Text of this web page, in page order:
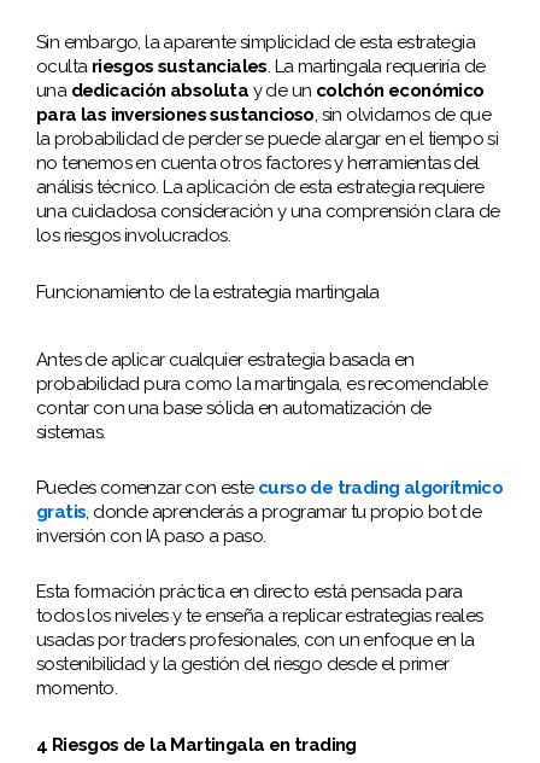
Sin embargo, la aparente simplicidad de esta estrategia
oculta riesgos sustanciales. La martingala requeriría de
una dedicación absoluta y de un colchón económico
para las inversiones sustancioso, sin olvidarnos de que
la probabilidad de perder se puede alargar en el tiempo si
no tenemos en cuenta otros factores y herramientas del
análisis técnico. La aplicación de esta estrategia requiere
una cuidadosa consideración y una comprensión clara de
los riesgos involucrados.
Funcionamiento de la estrategia martingala
Antes de aplicar cualquier estrategia basada en
probabilidad pura como la martingala, es recomendable
contar con una base sólida en automatización de
sistemas.
Puedes comenzar con este curso de trading algorítmico
gratis, donde aprenderás a programar tu propio bot de
inversión con IA paso a paso.
Esta formación práctica en directo está pensada para
todos los niveles y te enseña a replicar estrategias reales
usadas por traders profesionales, con un enfoque en la
sostenibilidad y la gestión del riesgo desde el primer
momento.
4 Riesgos de la Martingala en trading